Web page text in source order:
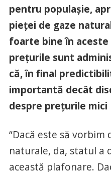
pentru populașie,
pieței de gaze
foarte bine în aceste
prețurile sunt
că, în final
importantă decât
despre prețurile mici
“Dacă este să vorbim
naturale, da, statul a
această plafonare.